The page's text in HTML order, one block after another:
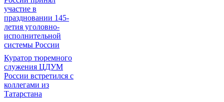
участие в
праздновании 145-
летия уголовно-
исполнительной
системы России
Куратор тюремного
служения ЦДУМ
России встретился с
коллегами из
Татарстана